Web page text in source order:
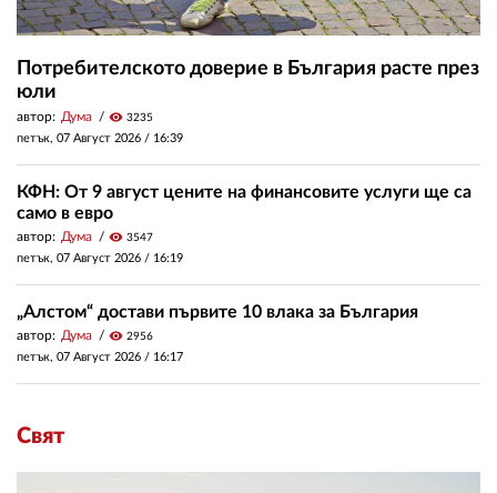
Потребителското доверие в България расте през
юли
автор: Дума visibility 3235
петък, 07 Август 2026 / 16:39
КФН: От 9 август цените на финансовите услуги ще са
само в евро
автор: Дума visibility 3547
петък, 07 Август 2026 / 16:19
„Алстом“ достави първите 10 влака за България
автор: Дума visibility 2956
петък, 07 Август 2026 / 16:17
Свят